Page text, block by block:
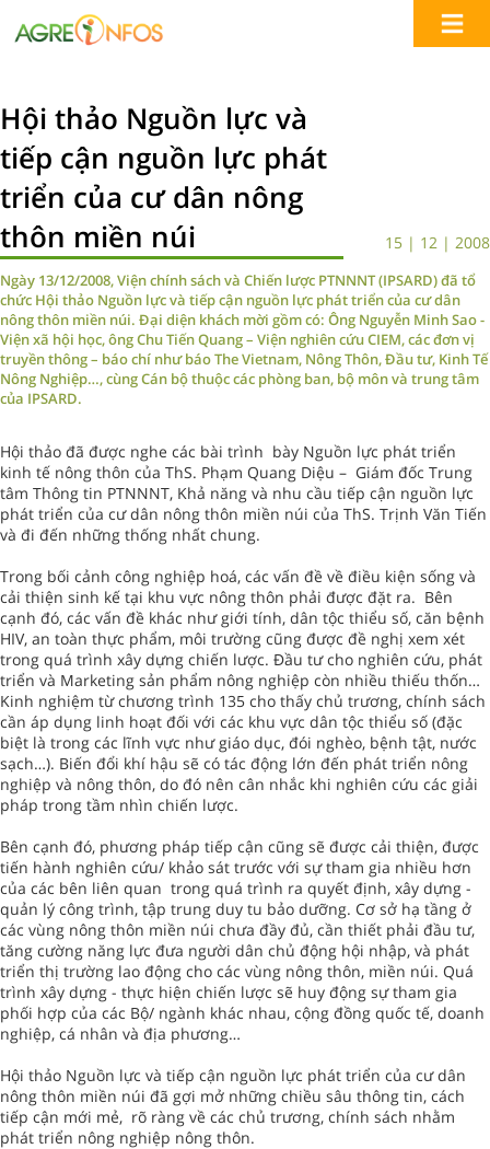
Hội thảo Nguồn lực và
tiếp cận nguồn lực phát
triển của cư dân nông
thôn miền núi
15 | 12 | 2008
Ngày 13/12/2008, Viện chính sách và Chiến lược PTNNNT (IPSARD) đã tổ
chức Hội thảo Nguồn lực và tiếp cận nguồn lực phát triển của cư dân
nông thôn miền núi. Đại diện khách mời gồm có: Ông Nguyễn Minh Sao -
Viện xã hội học, ông Chu Tiến Quang – Viện nghiên cứu CIEM, các đơn vị
truyền thông – báo chí như báo The Vietnam, Nông Thôn, Đầu tư, Kinh Tế
Nông Nghiệp…, cùng Cán bộ thuộc các phòng ban, bộ môn và trung tâm
của IPSARD.
Hội thảo đã được nghe các bài trình bày Nguồn lực phát triển
kinh tế nông thôn của ThS. Phạm Quang Diệu – Giám đốc Trung
tâm Thông tin PTNNNT, Khả năng và nhu cầu tiếp cận nguồn lực
phát triển của cư dân nông thôn miền núi của ThS. Trịnh Văn Tiến
và đi đến những thống nhất chung.
Trong bối cảnh công nghiệp hoá, các vấn đề về điều kiện sống và
cải thiện sinh kế tại khu vực nông thôn phải được đặt ra. Bên
cạnh đó, các vấn đề khác như giới tính, dân tộc thiểu số, căn bệnh
HIV, an toàn thực phẩm, môi trường cũng được đề nghị xem xét
trong quá trình xây dựng chiến lược. Đầu tư cho nghiên cứu, phát
triển và Marketing sản phẩm nông nghiệp còn nhiều thiếu thốn…
Kinh nghiệm từ chương trình 135 cho thấy chủ trương, chính sách
cần áp dụng linh hoạt đối với các khu vực dân tộc thiểu số (đặc
biệt là trong các lĩnh vực như giáo dục, đói nghèo, bệnh tật, nước
sạch…). Biến đổi khí hậu sẽ có tác động lớn đến phát triển nông
nghiệp và nông thôn, do đó nên cân nhắc khi nghiên cứu các giải
pháp trong tầm nhìn chiến lược.
Bên cạnh đó, phương pháp tiếp cận cũng sẽ được cải thiện, được
tiến hành nghiên cứu/ khảo sát trước với sự tham gia nhiều hơn
của các bên liên quan trong quá trình ra quyết định, xây dựng -
quản lý công trình, tập trung duy tu bảo dưỡng. Cơ sở hạ tầng ở
các vùng nông thôn miền núi chưa đầy đủ, cần thiết phải đầu tư,
tăng cường năng lực đưa người dân chủ động hội nhập, và phát
triển thị trường lao động cho các vùng nông thôn, miền núi. Quá
trình xây dựng - thực hiện chiến lược sẽ huy động sự tham gia
phối hợp của các Bộ/ ngành khác nhau, cộng đồng quốc tế, doanh
nghiệp, cá nhân và địa phương…
Hội thảo Nguồn lực và tiếp cận nguồn lực phát triển của cư dân
nông thôn miền núi đã gợi mở những chiều sâu thông tin, cách
tiếp cận mới mẻ, rõ ràng về các chủ trương, chính sách nhằm
phát triển nông nghiệp nông thôn.